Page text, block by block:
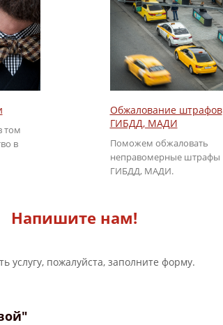
том
в
Обжалование штрафов
ГИБДД, МАДИ
Поможем обжаловать
неправомерные штрафы
ГИБДД, МАДИ.
Напишите нам!
услугу, пожалуйста, заполните форму.